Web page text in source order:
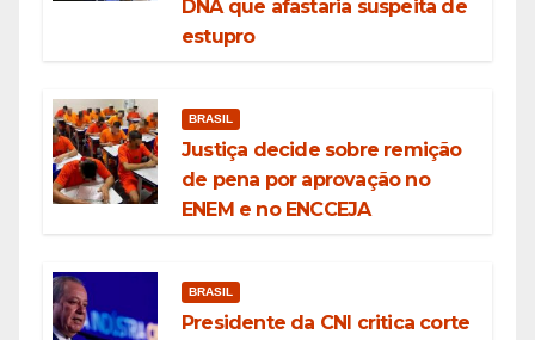
DNA que afastaria suspeita de
estupro
BRASIL
Justiça decide sobre remição
de pena por aprovação no
ENEM e no ENCCEJA
BRASIL
Presidente da CNI critica corte